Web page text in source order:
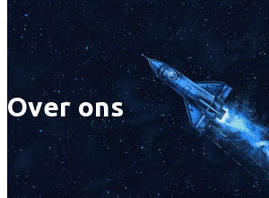
Over ons